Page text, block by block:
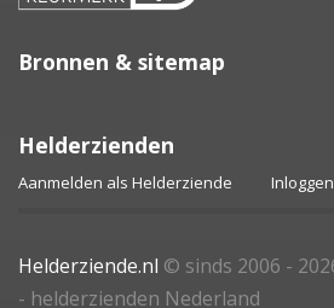
Bronnen & sitemap
Helderzienden
Aanmelden als Helderziende
Helderziende.nl © sinds 2006 -
- helderzienden Nederland